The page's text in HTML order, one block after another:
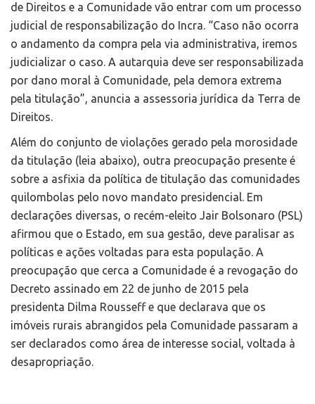
de Direitos e a Comunidade vão entrar com um processo
judicial de responsabilização do Incra. “Caso não ocorra
o andamento da compra pela via administrativa, iremos
judicializar o caso. A autarquia deve ser responsabilizada
por dano moral à Comunidade, pela demora extrema
pela titulação”, anuncia a assessoria jurídica da Terra de
Direitos.
Além do conjunto de violações gerado pela morosidade
da titulação (leia abaixo), outra preocupação presente é
sobre a asfixia da política de titulação das comunidades
quilombolas pelo novo mandato presidencial. Em
declarações diversas, o recém-eleito Jair Bolsonaro (PSL)
afirmou que o Estado, em sua gestão, deve paralisar as
políticas e ações voltadas para esta população. A
preocupação que cerca a Comunidade é a revogação do
Decreto assinado em 22 de junho de 2015 pela
presidenta Dilma Rousseff e que declarava que os
imóveis rurais abrangidos pela Comunidade passaram a
ser declarados como área de interesse social, voltada à
desapropriação.